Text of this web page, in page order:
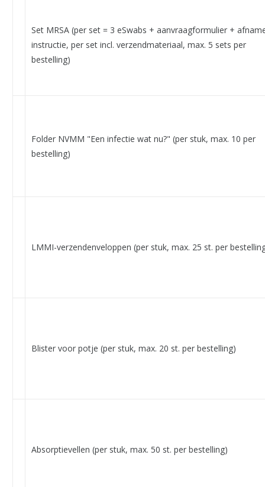
Set MRSA (per set = 3 eSwabs + aanvraagformulier +
instructie, per set incl. verzendmateriaal, max. 5 sets per
bestelling)
Folder NVMM "Een infectie wat nu?" (per stuk, max. 10 per
bestelling)
LMMI-verzendenveloppen (per stuk, max. 25 st. per
Blister voor potje (per stuk, max. 20 st. per bestelling)
Absorptievellen (per stuk, max. 50 st. per bestelling)